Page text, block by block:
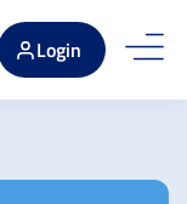
Login